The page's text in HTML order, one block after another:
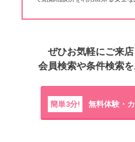
ぜひお気軽にご来店
会員検索や条件検索を
簡単3分! 無料体験・